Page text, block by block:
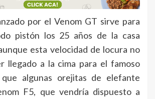
por el Venom GT sirve para
pistón los 25 años de la casa
esta velocidad de locura no
llegado a la cima para el famoso
algunas orejitas de elefante
F5, que vendría dispuesto a